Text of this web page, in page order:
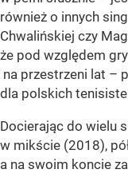
również o innych
Chwalińskiej czy
że pod względem
na przestrzeni lat –
dla polskich
Docierając do wielu
w mikście (2018),
a na swoim koncie